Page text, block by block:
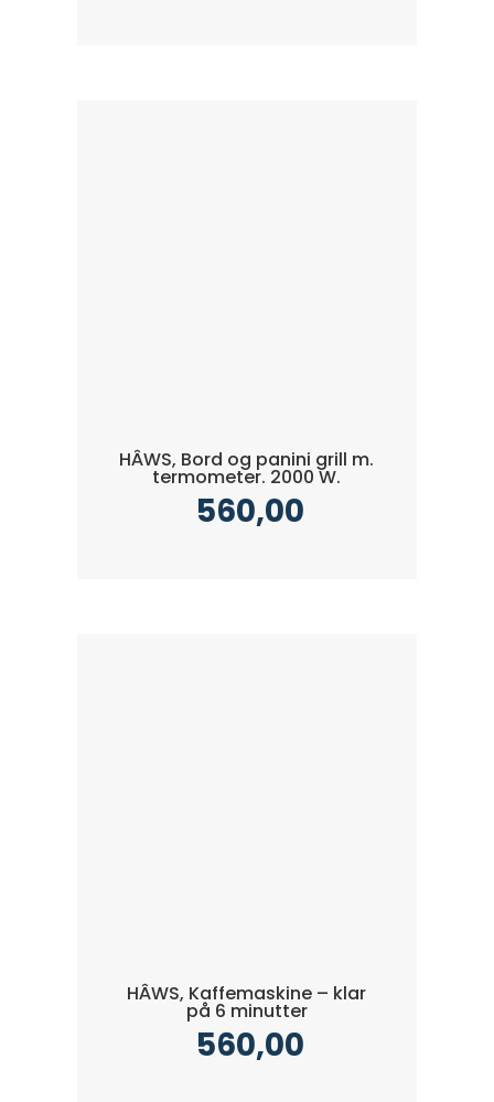
HÂWS, Bord og panini grill m.
termometer. 2000 W.
560,00
HÂWS, Kaffemaskine – klar
på 6 minutter
560,00